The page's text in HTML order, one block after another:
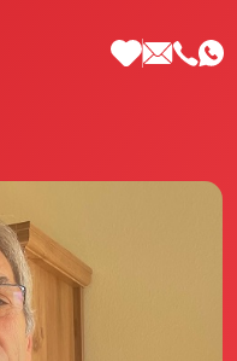
di Più